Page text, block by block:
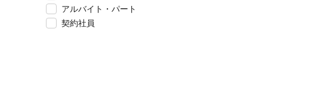
アルバイト・パート
契約社員